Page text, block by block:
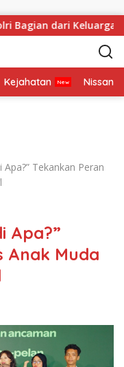
dari Keluarga Besar
Kejahatan Nissan
Apa?” Tekankan Peran
Apa?”
Anak Muda